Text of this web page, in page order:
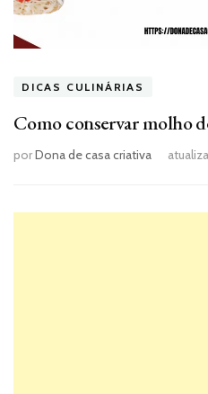
DICAS CULINÁRIAS
Como conservar molho
porDona de casa criativa